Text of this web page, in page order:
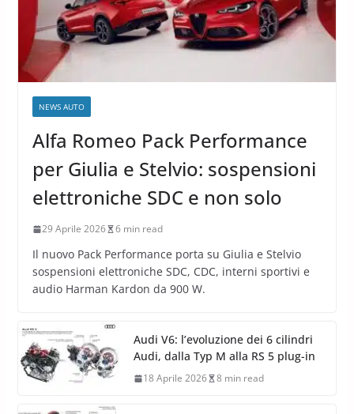
NEWS AUTO
Alfa Romeo Pack Performance
per Giulia e Stelvio: sospensioni
elettroniche SDC e non solo
29 Aprile 2026 6 min read
Il nuovo Pack Performance porta su Giulia e Stelvio
sospensioni elettroniche SDC, CDC, interni sportivi e
audio Harman Kardon da 900 W.
Audi V6: l’evoluzione dei 6 cilindri
Audi, dalla Typ M alla RS 5 plug-in
18 Aprile 2026 8 min read